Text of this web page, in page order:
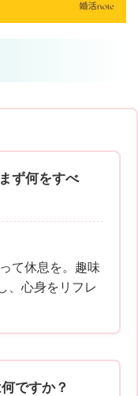
ず何をすべ
て休息を。趣味
、心身をリフレ
ですか？